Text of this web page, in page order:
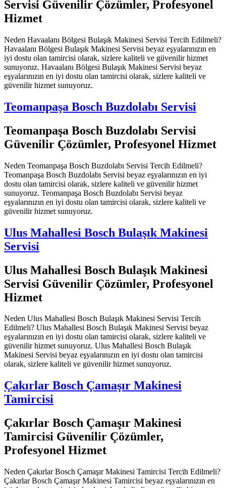
Servisi Güvenilir Çözümler, Profesyonel
Hizmet
Neden Havaalanı Bölgesi Bulaşık Makinesi Servisi Tercih Edilmeli?
Havaalanı Bölgesi Bulaşık Makinesi Servisi beyaz eşyalarınızın en
iyi dostu olan tamircisi olarak, sizlere kaliteli ve güvenilir hizmet
sunuyoruz. Havaalanı Bölgesi Bulaşık Makinesi Servisi beyaz
eşyalarınızın en iyi dostu olan tamircisi olarak, sizlere kaliteli ve
güvenilir hizmet sunuyoruz.
Teomanpaşa Bosch Buzdolabı Servisi
Teomanpaşa Bosch Buzdolabı Servisi
Güvenilir Çözümler, Profesyonel Hizmet
Neden Teomanpaşa Bosch Buzdolabı Servisi Tercih Edilmeli?
Teomanpaşa Bosch Buzdolabı Servisi beyaz eşyalarınızın en iyi
dostu olan tamircisi olarak, sizlere kaliteli ve güvenilir hizmet
sunuyoruz. Teomanpaşa Bosch Buzdolabı Servisi beyaz
eşyalarınızın en iyi dostu olan tamircisi olarak, sizlere kaliteli ve
güvenilir hizmet sunuyoruz.
Ulus Mahallesi Bosch Bulaşık Makinesi
Servisi
Ulus Mahallesi Bosch Bulaşık Makinesi
Servisi Güvenilir Çözümler, Profesyonel
Hizmet
Neden Ulus Mahallesi Bosch Bulaşık Makinesi Servisi Tercih
Edilmeli? Ulus Mahallesi Bosch Bulaşık Makinesi Servisi beyaz
eşyalarınızın en iyi dostu olan tamircisi olarak, sizlere kaliteli ve
güvenilir hizmet sunuyoruz. Ulus Mahallesi Bosch Bulaşık
Makinesi Servisi beyaz eşyalarınızın en iyi dostu olan tamircisi
olarak, sizlere kaliteli ve güvenilir hizmet sunuyoruz.
Çakırlar Bosch Çamaşır Makinesi
Tamircisi
Çakırlar Bosch Çamaşır Makinesi
Tamircisi Güvenilir Çözümler,
Profesyonel Hizmet
Neden Çakırlar Bosch Çamaşır Makinesi Tamircisi Tercih Edilmeli?
Çakırlar Bosch Çamaşır Makinesi Tamircisi beyaz eşyalarınızın en